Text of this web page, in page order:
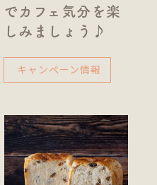
でカフェ気分を楽
しみましょう♪
キャンペーン情報